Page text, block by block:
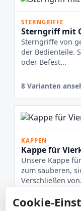
STERNGRIFFE
Sterngriff mit
Sterngriffe von
der Bedienteile.
oder Befest...
8 Varianten
KAPPEN
Kappe für
Unsere Kappe
zum sauberen,
Verschließen
7 Varianten
Cookie-